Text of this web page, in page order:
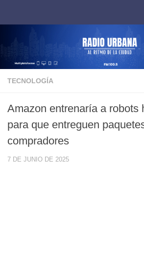
TECNOLOGÍA
Amazon entrenaría a robots
para que entreguen
compradores
7 DE JUNIO DE 2025